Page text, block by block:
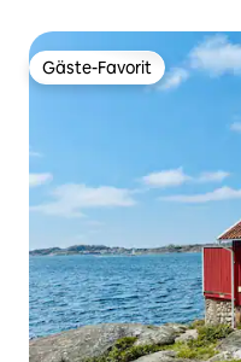
Gäste-Favorit
Gäste-Favorit